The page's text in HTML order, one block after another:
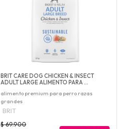
BRIT CARE DOG CHICKEN & INSECT
ADULT LARGE ALIMENTO PARA ...
alimento premium para perro razas
grandes
BRIT
$ 69.900